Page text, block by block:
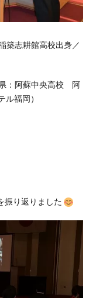
志耕館高校出身／
：阿蘇中央高校 阿
福岡）
振り返りました